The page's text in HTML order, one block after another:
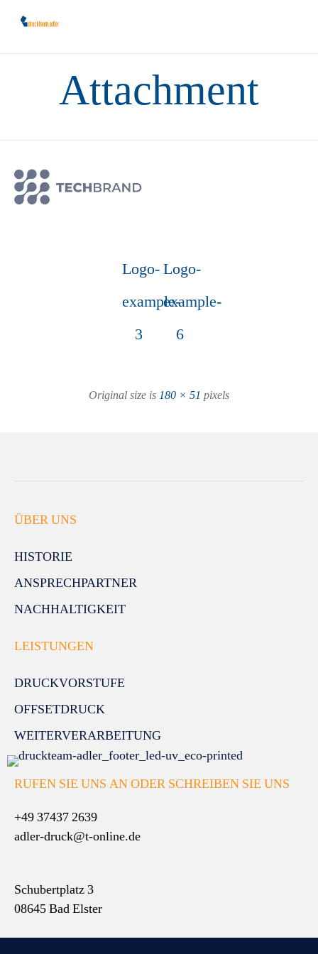
Attachment
Logo-
example-
3
Logo-
example-
6
Original size is 180 × 51 pixels
ÜBER UNS
HISTORIE
ANSPRECHPARTNER
NACHHALTIGKEIT
LEISTUNGEN
DRUCKVORSTUFE
OFFSETDRUCK
WEITERVERARBEITUNG
RUFEN SIE UNS AN ODER SCHREIBEN SIE UNS
+49 37437 2639
adler-druck@t-online.de
Schubertplatz 3
08645 Bad Elster